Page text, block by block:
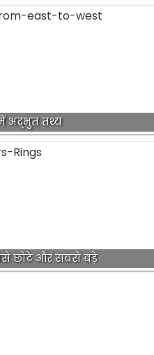
अद्भुत तथ्य
छोटे और सबसे बड़े